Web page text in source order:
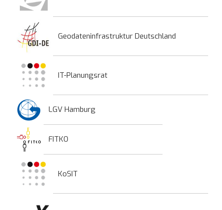
Geodateninfrastruktur Deutschland
IT-Planungsrat
LGV Hamburg
FITKO
KoSIT